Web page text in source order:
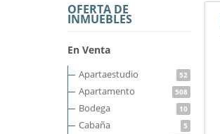
OFERTA DE
INMUEBLES
En Venta
Apartaestudio 52
Apartamento 508
Bodega 10
Cabaña 5